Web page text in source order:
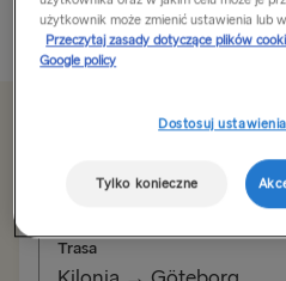
Przeczytaj więcej
za podróż w jedną stronę dla
Trasa
użytkownik może zmienić ustawienia lub
Przeczytaj zasady dotyczące plików
Google policy
Dostosuj
Tylko konieczne